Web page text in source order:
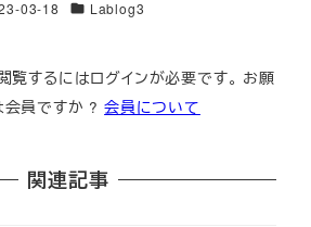
03-18 対象DB
Lablog3
覧するにはログインが必要です。 お願
会員ですか ?会員について
関連記事